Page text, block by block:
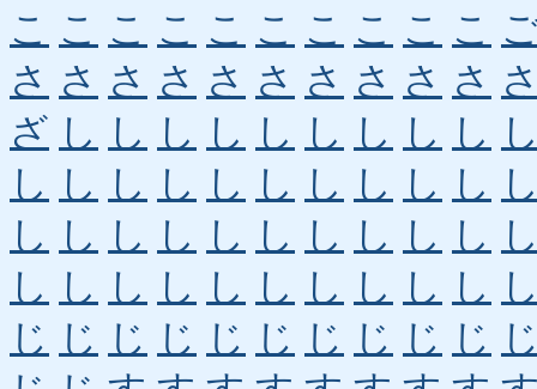
こ こ こ こ こ こ こ こ こ こ
さ さ さ さ さ さ さ さ さ さ
ざ し し し し し し し し し
し し し し し し し し し し
し し し し し し し し し し
し し し し し し し し し し
じ じ じ じ じ じ じ じ じ じ